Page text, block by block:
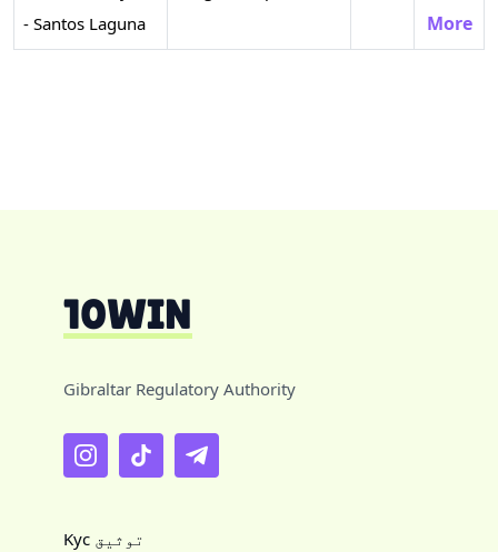
- Santos Laguna
More
Gibraltar Regulatory Authority
Kyc توثیق